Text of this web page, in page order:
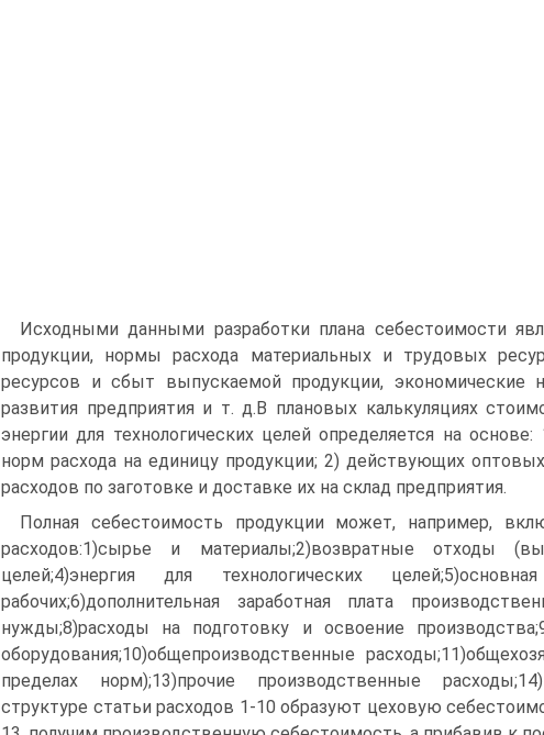
Исходными данными разработки плана себестоимости
продукции, нормы расхода материальных и трудовых
ресурсов и сбыт выпускаемой продукции, экономические
развития предприятия и т. д.В плановых калькуляциях
энергии для технологических целей определяется на
норм расхода на единицу продукции; 2) действующих
расходов по заготовке и доставке их на склад предприятия.
Полная себестоимость продукции может, например,
расходов:1)сырье и материалы;2)возвратные отходы
целей;4)энергия для технологических
рабочих;6)дополнительная заработная плата
нужды;8)расходы на подготовку и освоение
оборудования;10)общепроизводственные
пределах норм);13)прочие производственные
структуре статьи расходов 1-10 образуют цеховую